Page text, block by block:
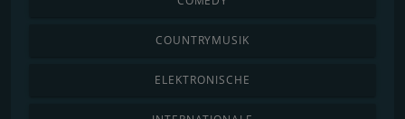
COUNTRYMUSIK
ELEKTRONISCHE